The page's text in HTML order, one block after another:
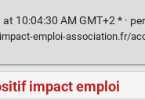
10:04:30 AM GMT+2 * ·
emploi-association.fr/
impact emploi